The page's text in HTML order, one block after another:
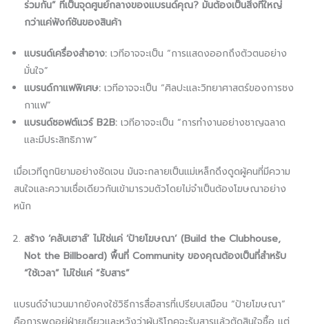
ร่วมกัน” ที่เป็นจุดศูนย์กลางของแบรนด์คุณ? มันต้องเป็นสิ่งที่ใหญ่
กว่าแค่ฟังก์ชันของสินค้า
แบรนด์เครื่องสำอาง: เวทีอาจจะเป็น “การแสดงออกถึงตัวตนอย่าง
มั่นใจ”
แบรนด์กาแฟพิเศษ: เวทีอาจจะเป็น “ศิลปะและวิทยาศาสตร์ของการชง
กาแฟ”
แบรนด์ซอฟต์แวร์ B2B: เวทีอาจจะเป็น “การทำงานอย่างชาญฉลาด
และมีประสิทธิภาพ”
เมื่อเวทีถูกนิยามอย่างชัดเจน มันจะกลายเป็นแม่เหล็กดึงดูดผู้คนที่มีความ
สนใจและความเชื่อเดียวกันเข้ามารวมตัวโดยไม่จำเป็นต้องโฆษณาอย่าง
หนัก
สร้าง ‘คลับเฮาส์’ ไม่ใช่แค่ ‘ป้ายโฆษณา’ (Build the Clubhouse,
Not the Billboard) พื้นที่ Community ของคุณต้องเป็นที่สำหรับ
“ใช้เวลา” ไม่ใช่แค่ “รับสาร”
แบรนด์จำนวนมากยังคงใช้วิธีการสื่อสารที่เปรียบเสมือน “ป้ายโฆษณา”